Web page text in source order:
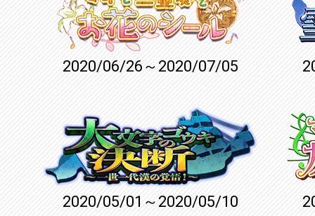
2020/06/26～2020/07/05
2020/05/01～2020/05/10